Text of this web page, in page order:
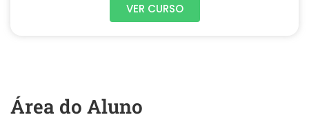
VER CURSO
Área do Aluno